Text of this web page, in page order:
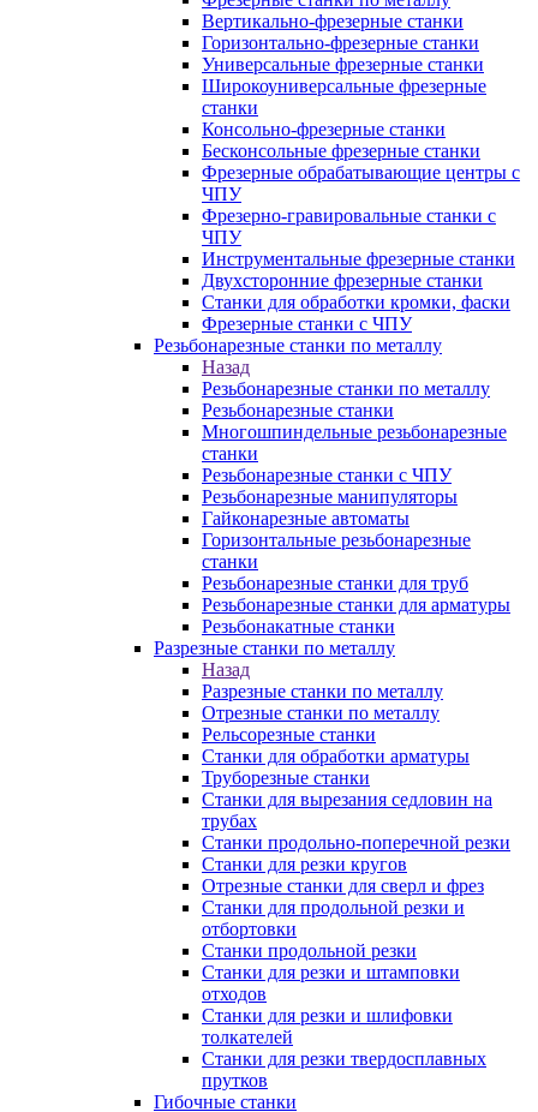
Вертикально-фрезерные станки
Горизонтально-фрезерные станки
Универсальные фрезерные станки
Широкоуниверсальные фрезерные
станки
Консольно-фрезерные станки
Бесконсольные фрезерные станки
Фрезерные обрабатывающие центры с
ЧПУ
Фрезерно-гравировальные станки с
ЧПУ
Инструментальные фрезерные станки
Двухсторонние фрезерные станки
Станки для обработки кромки, фаски
Фрезерные станки с ЧПУ
Резьбонарезные станки по металлу
Назад
Резьбонарезные станки по металлу
Резьбонарезные станки
Многошпиндельные резьбонарезные
станки
Резьбонарезные станки с ЧПУ
Резьбонарезные манипуляторы
Гайконарезные автоматы
Горизонтальные резьбонарезные
станки
Резьбонарезные станки для труб
Резьбонарезные станки для арматуры
Резьбонакатные станки
Разрезные станки по металлу
Назад
Разрезные станки по металлу
Отрезные станки по металлу
Рельсорезные станки
Станки для обработки арматуры
Труборезные станки
Станки для вырезания седловин на
трубаx
Станки продольно-поперечной резки
Станки для резки кругов
Отрезные станки для сверл и фрез
Станки для продольной резки и
отбортовки
Станки продольной резки
Станки для резки и штамповки
отходов
Станки для резки и шлифовки
толкателей
Станки для резки твердосплавных
прутков
Гибочные станки